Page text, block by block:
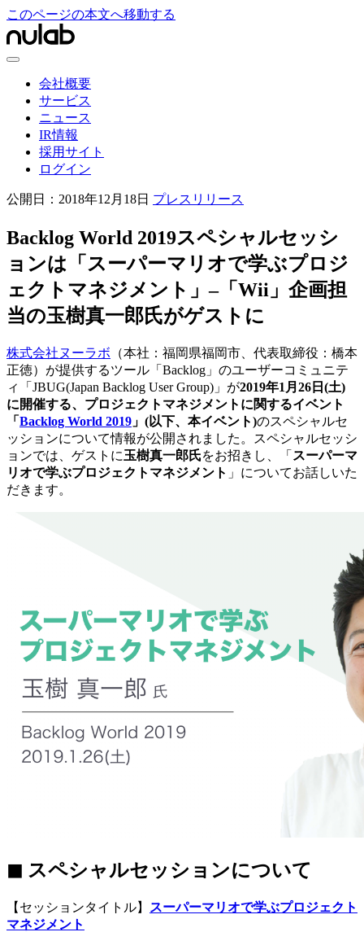
このページの本文へ移動する
会社概要
サービス
ニュース
IR情報
採用サイト
ログイン
公開日： 2018年12月18日 プレスリリース
Backlog World 2019スペシャルセッシ
ョンは「スーパーマリオで学ぶプロジ
ェクトマネジメント」–「Wii」企画担
当の玉樹真一郎氏がゲストに
株式会社ヌーラボ （本社：福岡県福岡市、代表取締役：橋本
正徳）が提供するツール「Backlog」のユーザーコミュニテ
ィ「JBUG(Japan Backlog User Group)」が2019年1月26日(土)
に開催する、プロジェクトマネジメントに関するイベント
「 Backlog World 2019 」(以下、本イベント)のスペシャルセ
ッションについて情報が公開されました。スペシャルセッシ
ョンでは、ゲストに玉樹真一郎氏をお招きし、「 スーパーマ
リオで学ぶプロジェクトマネジメント 」についてお話しいた
だきます。
◼︎ スペシャルセッションについて
【セッションタイトル】
スーパーマリオで学ぶプロジェクト
マネジメント